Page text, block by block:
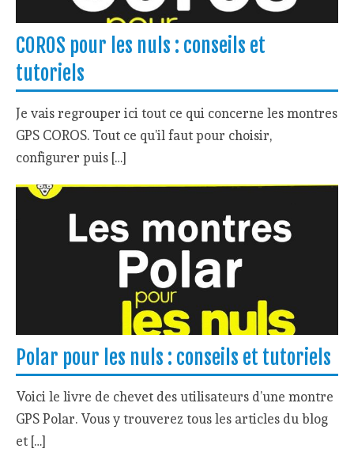
COROS pour les nuls : conseils et
tutoriels
Je vais regrouper ici tout ce qui concerne les montres
GPS COROS. Tout ce qu’il faut pour choisir,
configurer puis […]
Polar pour les nuls : conseils et tutoriels
Voici le livre de chevet des utilisateurs d’une montre
GPS Polar. Vous y trouverez tous les articles du blog
et […]